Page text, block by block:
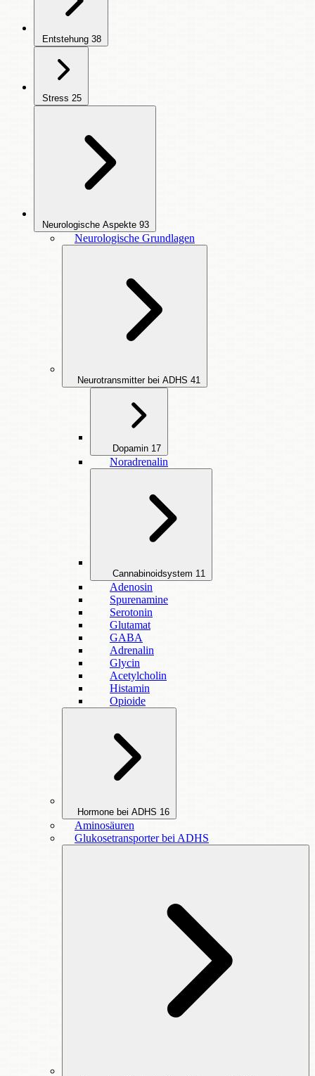
Entstehung 38
Stress 25
Neurologische Aspekte 93
Neurologische Grundlagen
Neurotransmitter bei ADHS 41
Dopamin 17
Noradrenalin
Cannabinoidsystem 11
Adenosin
Spurenamine
Serotonin
Glutamat
GABA
Adrenalin
Glycin
Acetylcholin
Histamin
Opioide
Hormone bei ADHS 16
Aminosäuren
Glukosetransporter bei ADHS